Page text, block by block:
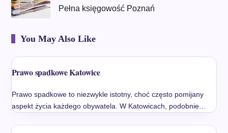
Pełna księgowość Poznań
You May Also Like
Prawo spadkowe Katowice
Prawo spadkowe to niezwykle istotny, choć często pomijany
aspekt życia każdego obywatela. W Katowicach, podobnie…